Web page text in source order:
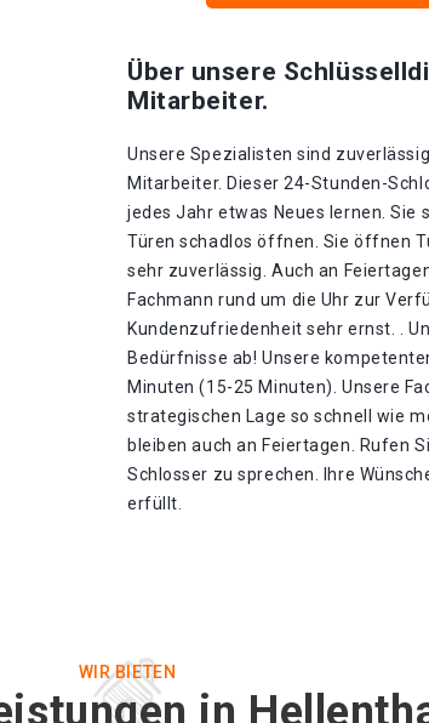
Über unsere
Mitarbeiter.
Unsere Spezialisten sind
Mitarbeiter. Dieser 24-Stunden-
jedes Jahr etwas Neues lernen. Sie
Türen schadlos öffnen. Sie öffnen
sehr zuverlässig. Auch an
Fachmann rund um die Uhr zur
Kundenzufriedenheit sehr ernst. .
Bedürfnisse ab! Unsere
Minuten (15-25 Minuten). Unsere
strategischen Lage so schnell wie
bleiben auch an Feiertagen. Rufen
Schlosser zu sprechen. Ihre
erfüllt.
WIR BIETEN
in